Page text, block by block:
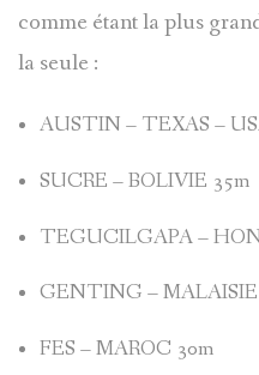
comme étant la plus
la seule :
AUSTIN – TEXAS –
SUCRE – BOLIVIE 35m
TEGUCILGAPA –
GENTING – MALAISIE
FES – MAROC 30m